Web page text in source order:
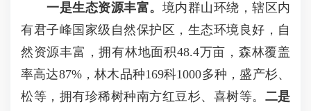
一是生态资源丰富。 境内群山环绕，辖区内
有君子峰国家级自然保护区，生态环境良好，自
然资源丰富，拥有林地面积48.4万亩，森林覆盖
率高达87%，林木品种169科1000多种，盛产杉、
松等，拥有珍稀树种南方红豆杉、喜树等。 二是